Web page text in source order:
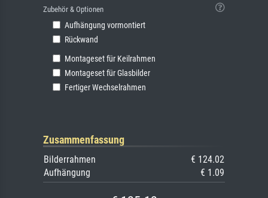
Zubehör & Optionen
Aufhängung vormontiert
Rückwand
Montageset für Keilrahmen
Montageset für Glasbilder
Fertiger Wechselrahmen
Zusammenfassung
Bilderrahmen
€ 124.02
Aufhängung
€ 1.09